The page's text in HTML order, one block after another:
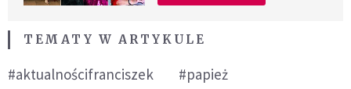
TEMATY W ARTYKULE
#aktualnościfranciszek
#papież